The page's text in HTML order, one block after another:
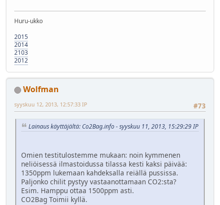
Huru-ukko
2015
2014
2103
2012
Wolfman
#73
syyskuu 12, 2013, 12:57:33 IP
Lainaus käyttäjältä: Co2Bag.info - syyskuu 11, 2013, 15:29:29 IP
Omien testitulostemme mukaan: noin kymmenen
neliöisessä ilmastoidussa tilassa kesti kaksi päivää:
1350ppm lukemaan kahdeksalla reiällä pussissa.
Paljonko chilit pystyy vastaanottamaan CO2:sta?
Esim. Hamppu ottaa 1500ppm asti.
CO2Bag Toimii kyllä.